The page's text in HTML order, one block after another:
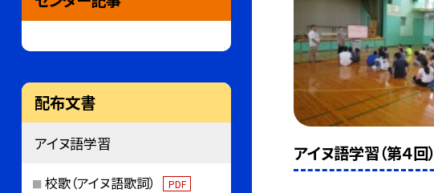
アイヌ語学習（第４回）
配布文書
アイヌ語学習
校歌（アイヌ語歌詞） PDF